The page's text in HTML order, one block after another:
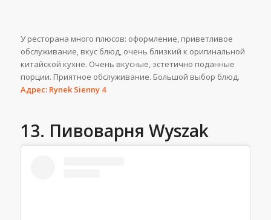
У ресторана много плюсов: оформление, приветливое
обслуживание, вкус блюд, очень близкий к оригинальной
китайской кухне. Очень вкусные, эстетично поданные
порции. Приятное обслуживание. Большой выбор блюд.
Адрес: Rynek Sienny 4
13. Пивоварня Wyszak